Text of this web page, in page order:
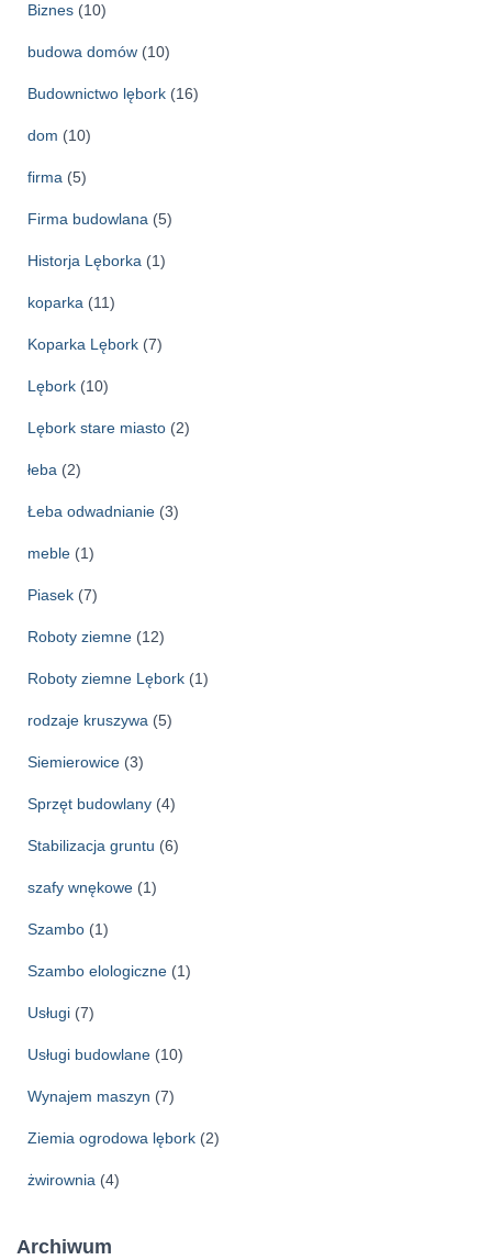
Biznes (10)
budowa domów (10)
Budownictwo lębork (16)
dom (10)
firma (5)
Firma budowlana (5)
Historja Lęborka (1)
koparka (11)
Koparka Lębork (7)
Lębork (10)
Lębork stare miasto (2)
łeba (2)
Łeba odwadnianie (3)
meble (1)
Piasek (7)
Roboty ziemne (12)
Roboty ziemne Lębork (1)
rodzaje kruszywa (5)
Siemierowice (3)
Sprzęt budowlany (4)
Stabilizacja gruntu (6)
szafy wnękowe (1)
Szambo (1)
Szambo elologiczne (1)
Usługi (7)
Usługi budowlane (10)
Wynajem maszyn (7)
Ziemia ogrodowa lębork (2)
żwirownia (4)
Archiwum